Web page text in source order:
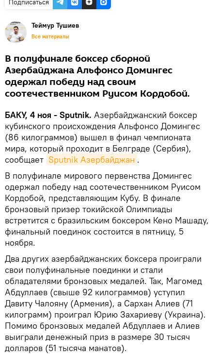
Подписаться
Теймур Тушиев
Все материалы
В полуфинале боксер сборной
Азербайджана Альфонсо Домингес
одержал победу над своим
соотечественником Руисом Кордобой.
БАКУ, 4 ноя - Sputnik. Азербайджанский боксер
кубинского происхождения Альфонсо Домингес
(86 килограммов) вышел в финал чемпионата
мира, который проходит в Белграде (Сербия),
сообщает Sputnik Азербайджан .
В полуфинале мирового первенства Домингес
одержал победу над соотечественником Руисом
Кордобой, представляющим Кубу. В финале
бронзовый призер токийской Олимпиады
встретится с бразильским боксером Кено Машаду,
финальный поединок состоится в пятницу, 5
ноября.
Два других азербайджанских боксера проиграли
свои полуфинальные поединки и стали
обладателями бронзовых медалей. Так, Магомед
Абдуллаев (свыше 92 килограммов) уступил
Давиту Чалояну (Армения), а Сархан Алиев (71
килограмм) проиграл Юрию Захариеву (Украина).
Помимо бронзовых медалей Абдуллаев и Алиев
выиграли денежный приз в размере 30 тысяч
долларов (51 тысяча манатов).